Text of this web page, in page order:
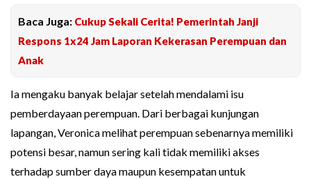
Baca Juga: Cukup Sekali Cerita! Pemerintah Janji
Respons 1x24 Jam Laporan Kekerasan Perempuan dan
Anak
Ia mengaku banyak belajar setelah mendalami isu
pemberdayaan perempuan. Dari berbagai kunjungan
lapangan, Veronica melihat perempuan sebenarnya memiliki
potensi besar, namun sering kali tidak memiliki akses
terhadap sumber daya maupun kesempatan untuk